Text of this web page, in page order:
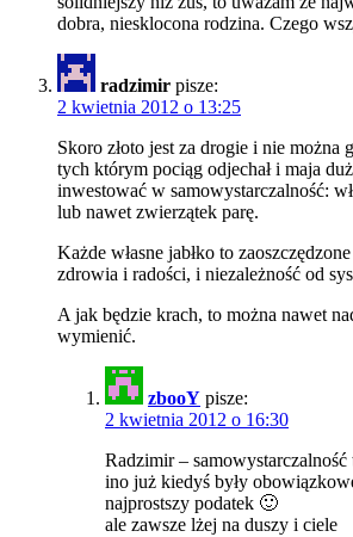
dobra, niesklocona rodzina. Czego
radzimir pisze:
2 kwietnia 2012 o 13:25
Skoro złoto jest za drogie i nie można
tych którym pociąg odjechał i maja
inwestować w samowystarczalność:
lub nawet zwierzątek parę.
Każde własne jabłko to
zdrowia i radości, i niezależność od
A jak będzie krach, to można nawet
wymienić.
zbooY pisze:
2 kwietnia 2012 o 16:30
Radzimir –
ino już kiedyś były
najprostszy podatek 🙂
ale zawsze lżej na duszy i ciele